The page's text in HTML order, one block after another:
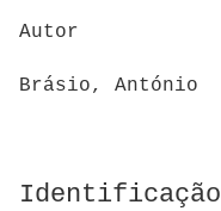
Autor
Brásio, António
Identificação